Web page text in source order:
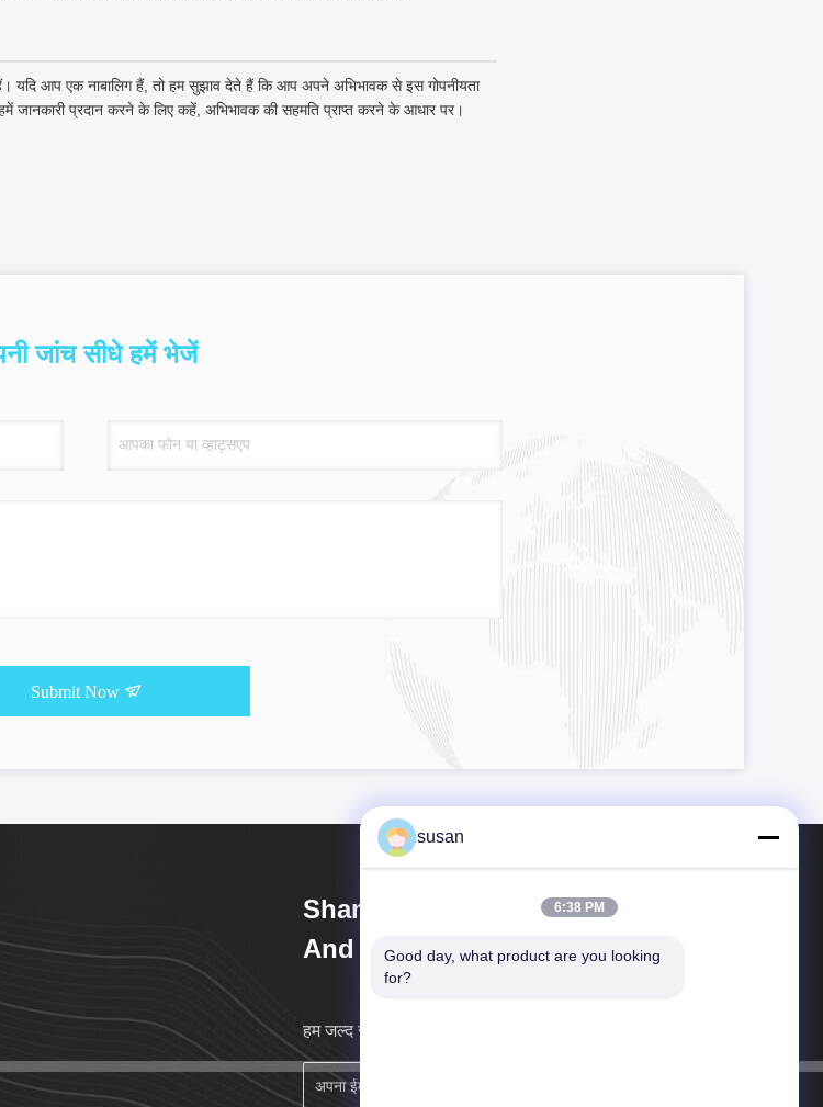
हैं। यदि आप एक नाबालिग हैं, तो हम सुझाव देते हैं कि आप अपने अभिभावक से इस गोपनीयता
जानकारी प्रदान करने के लिए कहें, अभिभावक की सहमति प्राप्त करने के आधार पर।
जांच सीधे हमें भेजें
Submit Now
Shanghai Cheng Xing Machinery
And Electronics Co., Ltd.
हम जल्द से जल्द आपसे संपर्क करेंगे।
susan
6:38 PM
Good day, what product are you looking
for?